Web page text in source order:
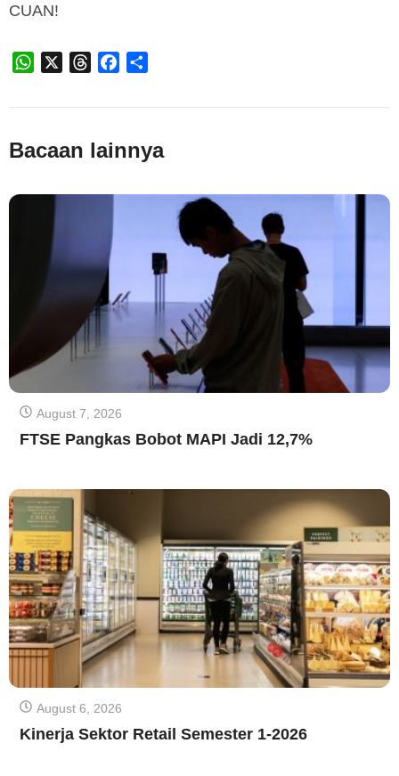
CUAN!
WhatsApp ThreadsFacebook
Bacaan lainnya
August 7, 2026
FTSE Pangkas Bobot MAPI Jadi 12,7%
August 6, 2026
Kinerja Sektor Retail Semester 1-2026